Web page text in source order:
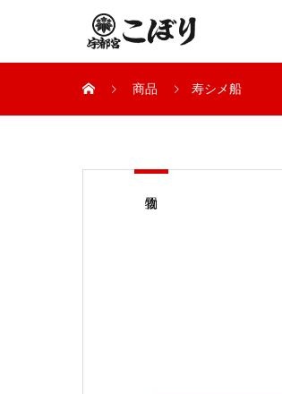
商品 寿シメ船